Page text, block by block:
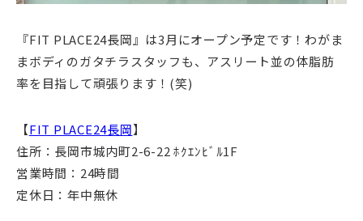
『FIT PLACE24長岡』は3月にオープン予定です！わがま
まボディのガタチラスタッフも、アスリート並の体脂肪
率を目指して頑張ります！(笑)
【FIT PLACE24長岡】
住所：長岡市城内町2-6-22 ﾎｸｴﾝﾋﾞﾙ1F
営業時間：24時間
定休日：年中無休